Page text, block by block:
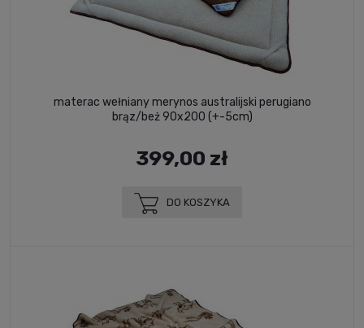
materac wełniany merynos australijski perugiano
brąz/beż 90x200 (+-5cm)
399,00 zł
DO KOSZYKA